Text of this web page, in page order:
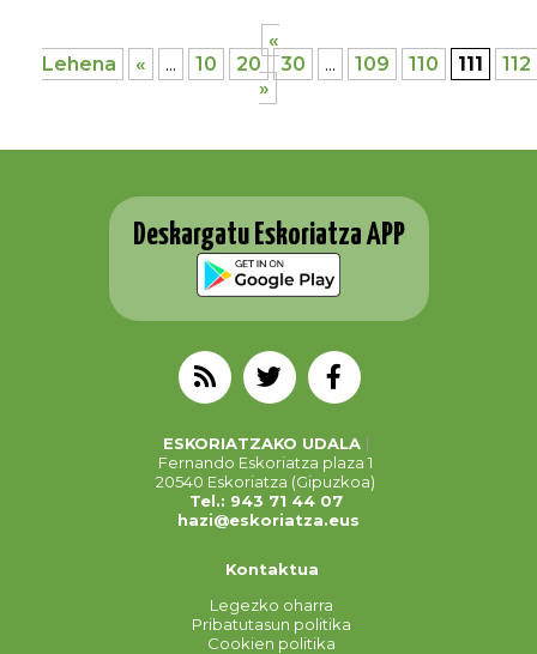
«
Lehena
« ... 10 20 30 ... 109 110 111
112
»
Deskargatu Eskoriatza APP
ESKORIATZAKO UDALA
Fernando Eskoriatza plaza 1
20540 Eskoriatza (Gipuzkoa)
Tel.: 943 71 44 07
hazi@eskoriatza.eus
Kontaktua
Legezko oharra
Pribatutasun politika
Cookien politika